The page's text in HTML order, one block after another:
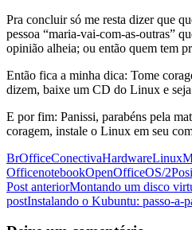
Pra concluir só me resta dizer que
pessoa “maria-vai-com-as-outras”
opinião alheia; ou então quem tem
Então fica a minha dica: Tome
dizem, baixe um CD do Linux e
E por fim: Panissi, parabéns pela
coragem, instale o Linux em seu
BrOfficeConectivaHardwareLinux
OfficenotebookOpenOfficeOS/2
Navegação
de
Post anteriorMontando um disco
postInstalando o Kubuntu: passo-a-